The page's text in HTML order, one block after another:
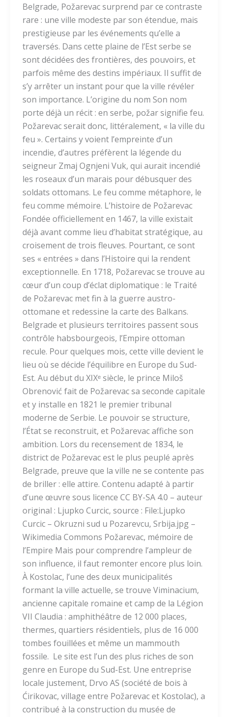
Belgrade, Požarevac surprend par ce contraste
rare : une ville modeste par son étendue, mais
prestigieuse par les événements qu’elle a
traversés. Dans cette plaine de l’Est serbe se
sont décidées des frontières, des pouvoirs, et
parfois même des destins impériaux. Il suffit de
s’y arrêter un instant pour que la ville révé­ler
son importance. L’origine du nom Son nom
porte déjà un récit : en serbe, požar signifie feu.
Požarevac serait donc, littéralement, « la ville du
feu ». Certains y voient l’empreinte d’un
incendie, d’autres préfèrent la légende du
seigneur Zmaj Ognjeni Vuk, qui aurait incendié
les roseaux d’un marais pour débusquer des
soldats ottomans. Le feu comme métaphore, le
feu comme mémoire. L’histoire de Požarevac
Fondée officiellement en 1467, la ville existait
déjà avant comme lieu d’habitat stratégique, au
croisement de trois fleuves. Pourtant, ce sont
ses « entrées » dans l’Histoire qui la rendent
exceptionnelle. En 1718, Požarevac se trouve au
cœur d’un coup d’éclat diplomatique : le Traité
de Požarevac met fin à la guerre austro-
ottomane et redessine la carte des Balkans.
Belgrade et plusieurs territoires passent sous
contrôle habsbourgeois, l’Empire ottoman
recule. Pour quelques mois, cette ville devient le
lieu où se décide l’équilibre en Europe du Sud-
Est. Au début du XIXᵉ siècle, le prince Miloš
Obrenović fait de Požarevac sa seconde capitale
et y installe en 1821 le premier tribunal
moderne de Serbie. Le pouvoir se structure,
l’État se reconstruit, et Požarevac affiche son
ambition. Lors du recensement de 1834, le
district de Požarevac est le plus peuplé après
Belgrade, preuve que la ville ne se contente pas
de briller : elle attire. Contenu adapté à partir
d’une œuvre sous licence CC BY-SA 4.0 – auteur
original : Ljupko Curcic, source : File:Ljupko
Curcic – Okruzni sud u Pozarevcu, Srbija.jpg –
Wikimedia Commons Požarevac, mémoire de
l’Empire Mais pour comprendre l’ampleur de
son influence, il faut remonter encore plus loin.
À Kostolac, l’une des deux municipalités
formant la ville actuelle, se trouve Viminacium,
ancienne capitale romaine et camp de la Légion
VII Claudia : amphithéâtre de 12 000 places,
thermes, quartiers résidentiels, plus de 16 000
tombes fouillées et même un mammouth
fossile. Le site est l’un des plus riches de son
genre en Europe du Sud-Est. Une entreprise
locale justement, Drvo AS (société de bois à
Ćirikovac, village entre Požarevac et Kostolac), a
contribué à la construction du musée de